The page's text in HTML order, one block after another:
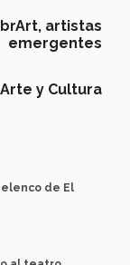
artistas
emergentes
Arte y Cultura
elenco de El